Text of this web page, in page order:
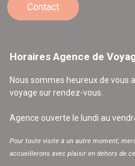
Contact
Horaires Agence de
Nous sommes heureux de vous
voyage sur rendez-vous.
Agence ouverte le lundi au
Pour toute visite à un autre moment,
accueillerons avec plaisir en dehors de